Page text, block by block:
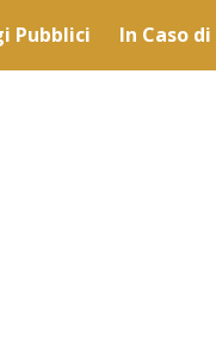
Pubblici In Caso
all'uso dei cookie.